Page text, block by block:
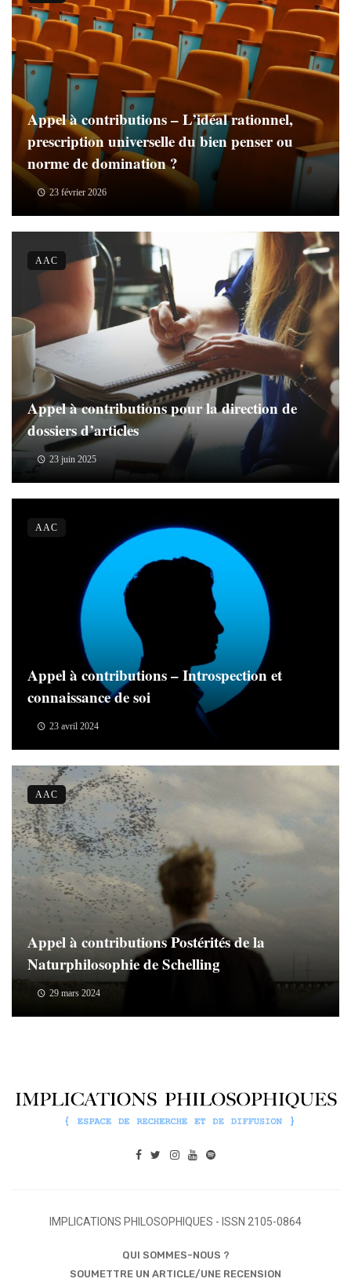
Appel à contributions – L’idéal rationnel,
prescription universelle du bien penser ou
norme de domination ?
23 février 2026
Appel à contributions pour la direction de
dossiers d’articles
23 juin 2025
AAC
Appel à contributions – Introspection et
connaissance de soi
23 avril 2024
AAC
Appel à contributions Postérités de la
Naturphilosophie de Schelling
29 mars 2024
AAC
IMPLICATIONS PHILOSOPHIQUES - ISSN 2105-0864
QUI SOMMES-NOUS ?
SOUMETTRE UN ARTICLE/UNE RECENSION